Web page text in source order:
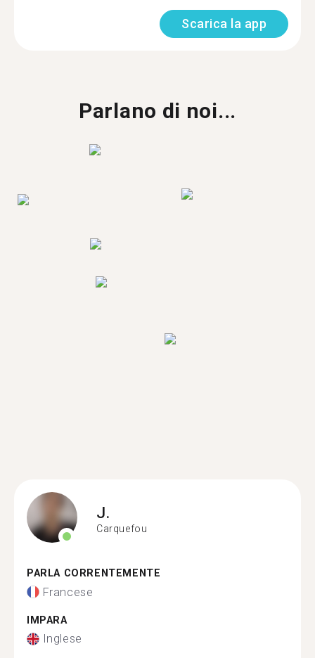
Scarica la app
Parlano di noi...
J.
Carquefou
PARLA CORRENTEMENTE
Francese
IMPARA
Inglese